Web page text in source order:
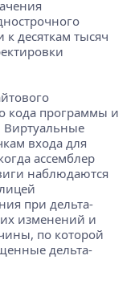
к десяткам тысяч
кода программы и
Виртуальные
входа для
ассемблер
наблюдаются
при дельта-
изменений и
по которой
дельта-